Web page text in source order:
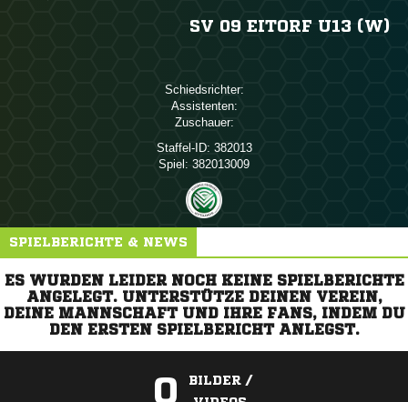
SV 09 EITORF U13 (W)
Schiedsrichter:
Assistenten:
Zuschauer:
Staffel-ID: 382013
Spiel: 382013009
SPIELBERICHTE & NEWS
ES WURDEN LEIDER NOCH KEINE SPIELBERICHTE
ANGELEGT. UNTERSTÜTZE DEINEN VEREIN,
DEINE MANNSCHAFT UND IHRE FANS, INDEM DU
DEN ERSTEN SPIELBERICHT ANLEGST.
0
BILDER /